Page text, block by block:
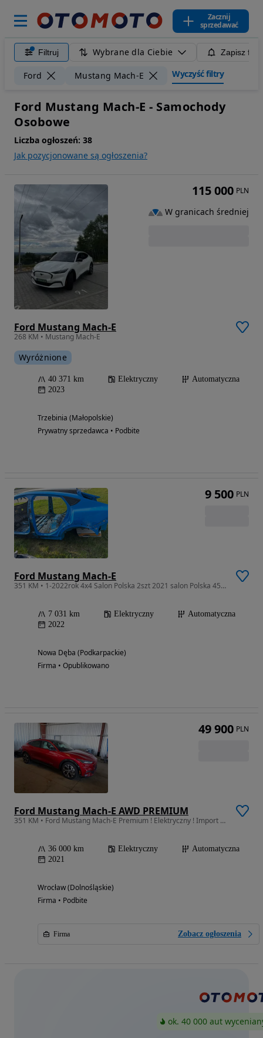
Zacznij
sprzedawać
Filtruj Wybrane dla Ciebie Zapisz
Ford Mustang Mach-E Wyczyść filtry
Ford Mustang Mach-E - Samochody
Osobowe
Liczba ogłoszeń: 38
Jak pozycjonowane są ogłoszenia?
Ford Mustang Mach-E
268 KM • Mustang Mach-E
Wyróżnione
40 371 km Elektryczny
Automatyczna
2023
Trzebinia (Małopolskie)
Prywatny sprzedawca • Podbite
115 000 PLN
W granicach średniej
Ford Mustang Mach-E
351 KM • 1-2022rok 4x4 Salon Polska 2szt 2021 salon Polska 4500zł
7 031 km Elektryczny
Automatyczna
2022
Nowa Dęba (Podkarpackie)
Firma • Opublikowano
9 500 PLN
Ford Mustang Mach-E AWD PREMIUM
351 KM • Ford Mustang Mach-E Premium ! Elektryczny ! Import USA ! AWD !
36 000 km Elektryczny
Automatyczna
2021
Wrocław (Dolnośląskie)
Firma • Podbite
Firma Zobacz ogłoszenia
49 900 PLN
ok. 40 000 aut